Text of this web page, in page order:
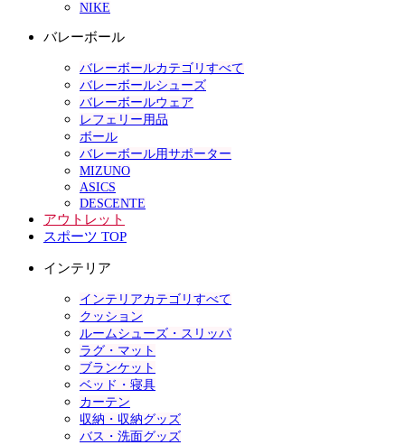
NIKE
バレーボール
バレーボールカテゴリすべて
バレーボールシューズ
バレーボールウェア
レフェリー用品
ボール
バレーボール用サポーター
MIZUNO
ASICS
DESCENTE
アウトレット
スポーツ TOP
インテリア
インテリアカテゴリすべて
クッション
ルームシューズ・スリッパ
ラグ・マット
ブランケット
ベッド・寝具
カーテン
収納・収納グッズ
バス・洗面グッズ